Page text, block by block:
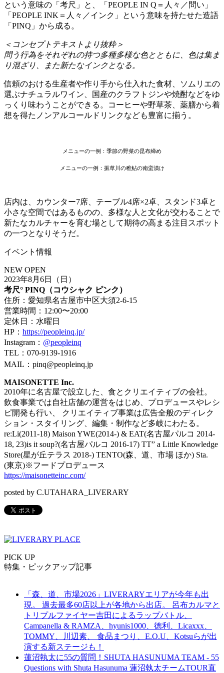
という意味の「考尺」と、「PEOPLE IN Q＝人々／問い」
「PEOPLE INK＝人々／インク」という意味を持たせた造語
「PINQ」から成る。
＜コンセプトテキストより抜粋＞
問う行為をそれぞれの持つ多種多様な色とともに、色は集ま
り混ざり、また新たなインクとなる。
信頼のおける生産者や作り手から仕入れた食材、ソムリエの
選ぶナチュラルワイン、国産のクラフトジンや焼酎などをゆ
っくり味わうことができる。コーヒーや野草茶、薬膳から着
想を得たノンアルコールドリンクなども豊富に揃う。
メニューの一例： 季節の野菜の昆布締め
メニューの一例： 振草川の稚鮎の南蛮漬け
店内は、カウンター7席、テーブル4席×2卓、スタンド3卓と
小さな空間ではあるものの、多様な人と文化が交わることで
新たなカルチャーを育む場として期待の高まる注目スポット
の一つとなりそうだ。
イベント情報
NEW OPEN
2023年8月6日（日）
考尺° PINQ（コウシャク ピンク）
住所：愛知県名古屋市中区大須2-6-15
営業時間：12:00〜20:00
定休日：水曜日
HP： https://peopleinq.jp/
Instagram： @peopleinq
TEL：070-9139-1916
MAIL：pinq@peopleinq.jp
MAISONETTE Inc.
2010年に名古屋で設立した、食とクリエイティブの会社。
飲食事業では自社店舗の運営をはじめ、プロデュースやレシ
ピ開発も行い、 クリエイティブ事業は広告全般のディレク
ション・スタイリング、編集・制作など多岐にわたる。
re:Li(2011-18) Maison YWE(2014-) & EAT(名古屋パルコ 2014-
18, 23)is it soup?(名古屋パルコ 2016-17) TT” a Little Knowledge
Store(星が丘テラス 2018-) TENTO(森、道、市場 ほか) Sta.
(東京)※フードプロデュース
https://maisonetteinc.com/
posted by C.UTAHARA_LIVERARY
PICK UP
特集・ピックアップ記事
「森、道、市場2026」LIVERARYエリアが今年も出
現。 過去最多60店以上が各地から出店。 呂布カルマと
トリプルファイヤー吉田によるラップバトル、
Campanella & RAMZA、hyunis1000、徳利、Licaxxx、
TOMMY、川辺素、 食品まつり、E.O.U、Kotsuらが出
演する新ステージも！
蓮沼執太に55の質問！SHUTA HASUNUMA TEAM - 55
Questions with Shuta Hasunuma 蓮沼執太チームTOUR直